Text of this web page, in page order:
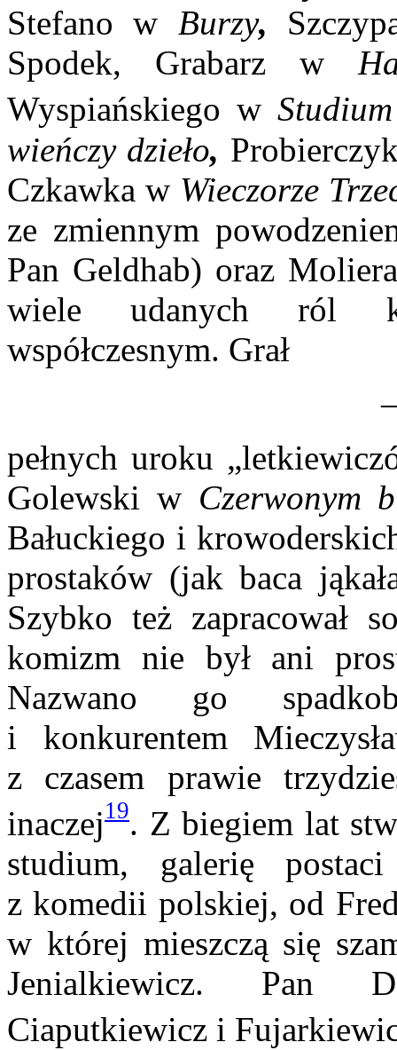
Stefano w Burzy,
Spodek, Grabarz w
Wyspiańskiego w
wieńczy dzieło,
Czkawka w Wieczo­rze
ze zmiennym
Pan Geldhab) oraz
wiele udanych ról
współczesnym. Grał
pełnych uroku
Golewski wCzerwo­nym
Bałuckiego i
prostaków (jak baca
Szybko też zapracował
komizm nie był ani
Nazwano go
i konkurentem
z czasem prawie
inaczej19. Z biegiem lat
studium, galerię
z komedii polskiej, od
w której mieszczą się
Jenialkiewicz. Pan
Ciaputkiewicz i